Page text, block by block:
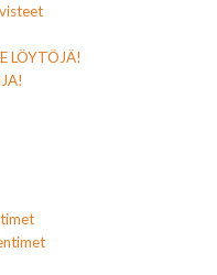
LÖYTÖJÄ!